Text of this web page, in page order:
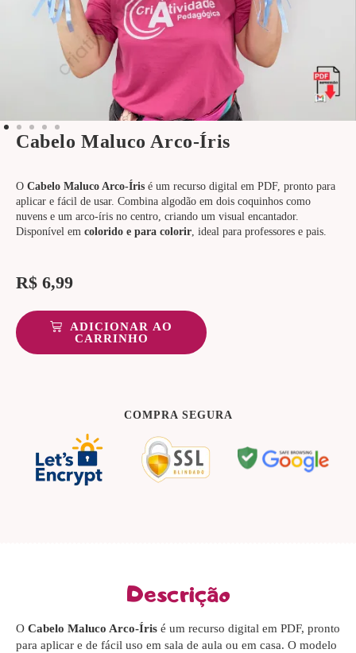
Cabelo Maluco Arco-Íris
O Cabelo Maluco Arco-Íris é um recurso digital em PDF, pronto para
aplicar e fácil de usar. Combina algodão em dois coquinhos como
nuvens e um arco-íris no centro, criando um visual encantador.
Disponível em colorido e para colorir, ideal para professores e pais.
R$ 6,99
ADICIONAR AO
CARRINHO
COMPRA SEGURA
Descrição
O Cabelo Maluco Arco-Íris é um recurso digital em PDF, pronto
para aplicar e de fácil uso em sala de aula ou em casa. O modelo